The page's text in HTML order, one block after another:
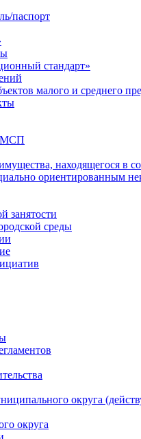
паспорт
стандарт»
малого и среднего
МСП
находящегося в
ориентированным
занятости
среды
округа
округа